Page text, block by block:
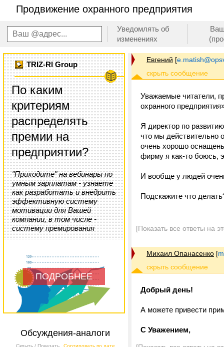
Продвижение охранного предприятия
Уведомлять об
изменениях
TRIZ-RI Group
По каким
критериям
распределять
премии на
предприятии?
"Приходите" на вебинары по
умным зарплатам - узнаете
как разработать и внедрить
эффективную систему
мотивации для Вашей
компании, в том числе -
систему премирования
ПОДРОБНЕЕ
Обсуждения-аналоги
Скрыть / Показать Сортировать по дате
Евгений [
Уважаемые читатели,
охранного
Я директор по
что мы действительно
очень хорошо
фирму я как-то боюсь,
И вообще у людей
Подскажите что
[Показать все ответы на
Михаил Опанасенко [
Добрый день!
А можете привести
С Уважением,